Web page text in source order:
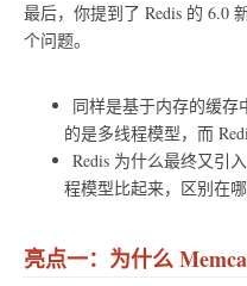
最后，你提到了 Redis 的 6.0
个问题。
同样是基于内存的缓存
的是多线程模型，而
Redis 为什么最终又引
程模型比起来，区别在哪
亮点一：为什么